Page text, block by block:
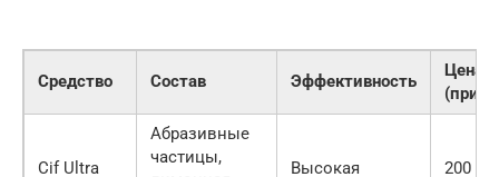
Средство Состав Эффективность
Цена
Cif Ultra
Абразивные
частицы,
Высокая 200